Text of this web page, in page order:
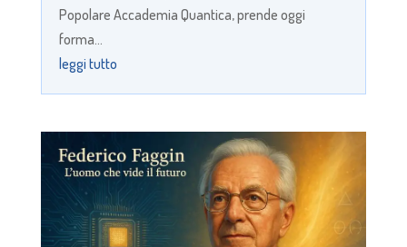
Popolare Accademia Quantica, prende oggi
forma...
leggi tutto